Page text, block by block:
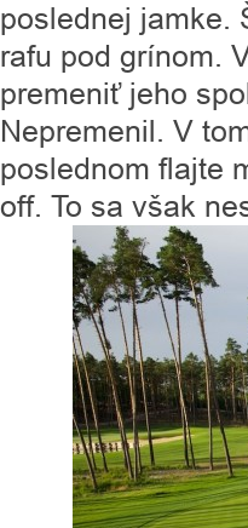
poslednej jamke.
rafu pod grínom.
premeniť jeho
Nepremenil. V
poslednom flajte
off. To sa však